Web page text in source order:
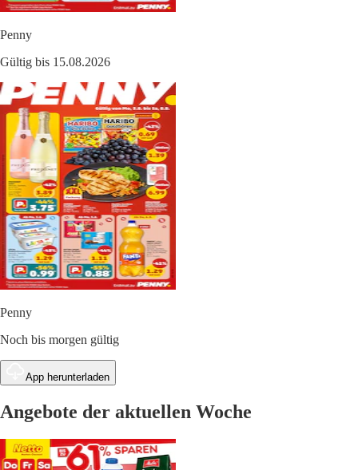
Penny
Gültig bis 15.08.2026
Penny
Noch bis morgen gültig
App herunterladen
Angebote der aktuellen Woche